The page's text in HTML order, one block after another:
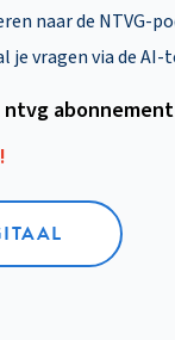
naar de NTVG-
je vragen via de AI-
abonnement